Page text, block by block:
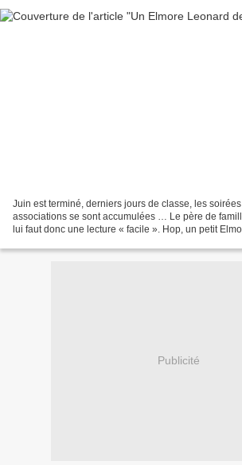
Juin est terminé, derniers jours de classe, les
associations se sont accumulées … Le père de
lui faut donc une lecture « facile ». Hop, un petit
Publicité